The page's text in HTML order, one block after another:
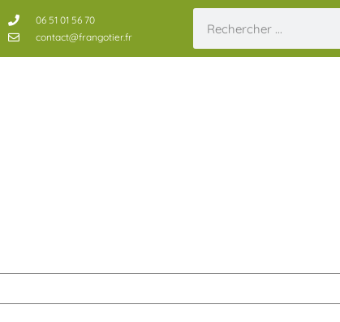
06 51 01 56 70
contact@frangotier.fr